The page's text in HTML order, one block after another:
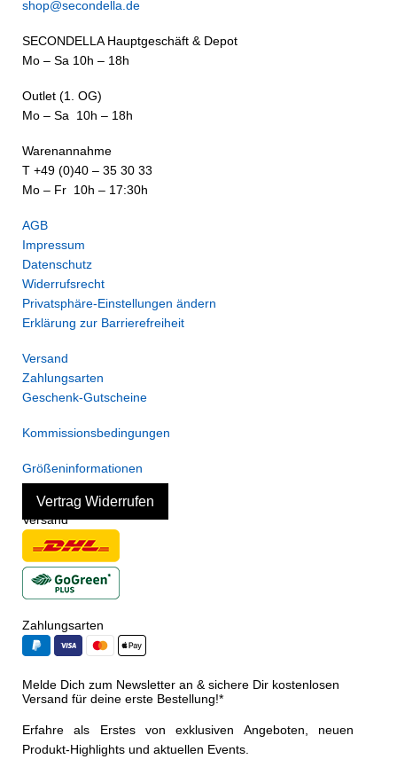
shop@secondella.de
SECONDELLA Hauptgeschäft & Depot
Mo – Sa 10h – 18h
Outlet (1. OG)
Mo – Sa 10h – 18h
Warenannahme
T +49 (0)40 – 35 30 33
Mo – Fr 10h – 17:30h
AGB
Impressum
Datenschutz
Widerrufsrecht
Privatsphäre-Einstellungen ändern
Erklärung zur Barrierefreiheit
Versand
Zahlungsarten
Geschenk-Gutscheine
Kommissionsbedingungen
Größeninformationen
Vertrag Widerrufen
Versand
Zahlungsarten
Melde Dich zum Newsletter an & sichere Dir kostenlosen
Versand für deine erste Bestellung!*
Erfahre als Erstes von exklusiven Angeboten, neuen
Produkt-Highlights und aktuellen Events.